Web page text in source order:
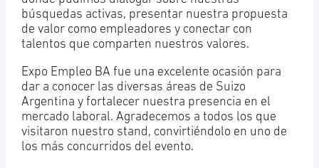
búsquedas activas, presentar nuestra propuesta
de valor como empleadores y conectar con
talentos que comparten nuestros valores.
Expo Empleo BA fue una excelente ocasión para
dar a conocer las diversas áreas de Suizo
Argentina y fortalecer nuestra presencia en el
mercado laboral. Agradecemos a todos los que
visitaron nuestro stand, convirtiéndolo en uno de
los más concurridos del evento.